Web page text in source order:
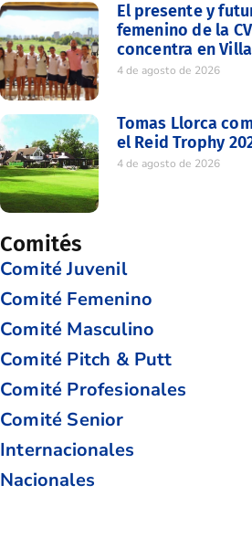
El presente y
femenino de la
concentra en
4 de agosto de 2026
Tomas Llorca
el Reid Trophy
4 de agosto de 2026
Comités
Comité Juvenil
Comité Femenino
Comité Masculino
Comité Pitch & Putt
Comité Profesionales
Comité Senior
Internacionales
Nacionales